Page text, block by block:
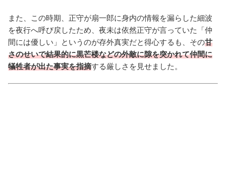
また、この時期、正守が扇一郎に身内の情報を漏らした細波
を夜行へ呼び戻したため、夜未は依然正守が言っていた「仲
間には優しい」というのが存外真実だと得心するも、その甘
さのせいで結果的に黒芒楼などの外敵に隙を突かれて仲間に
犠牲者が出た事実を指摘する厳しさを見せました。